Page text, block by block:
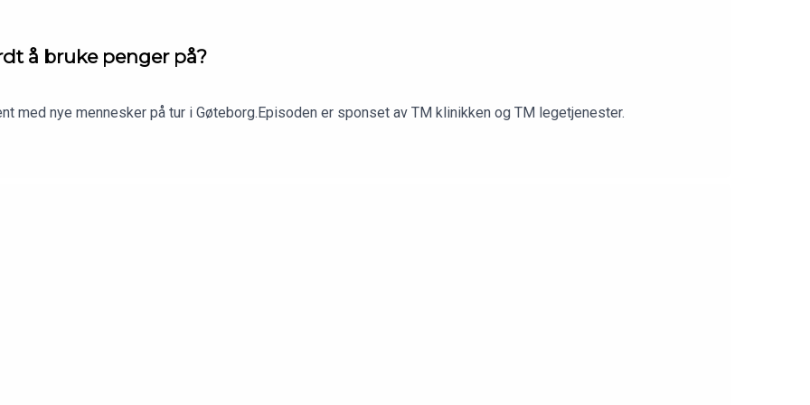
å bruke penger på?
med nye mennesker på tur i Gøteborg.Episoden er sponset av TM klinikken og TM legetjenester.